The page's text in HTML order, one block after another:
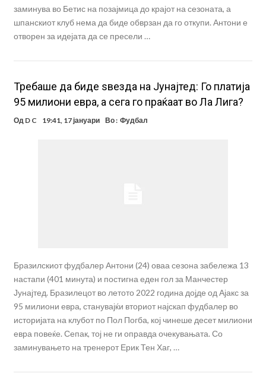
заминува во Бетис на позајмица до крајот на сезоната, а
шпанскиот клуб нема да биде обврзан да го откупи. Антони е
отворен за идејата да се пресели …
Требаше да биде ѕвезда на Јунајтед: Го платија
95 милиони евра, а сега го праќаат во Ла Лига?
Од D C 19:41, 17 јануари Во : Фудбал
Бразилскиот фудбалер Антони (24) оваа сезона забележа 13
настапи (401 минута) и постигна еден гол за Манчестер
Јунајтед. Бразилецот во летото 2022 година дојде од Ајакс за
95 милиони евра, станувајќи вториот најскап фудбалер во
историјата на клубот по Пол Погба, кој чинеше десет милиони
евра повеќе. Сепак, тој не ги оправда очекувањата. Со
заминувањето на тренерот Ерик Тен Хаг, …